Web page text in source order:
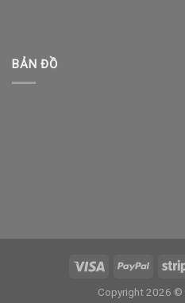
BẢN ĐỒ
Copyright 2026 ©